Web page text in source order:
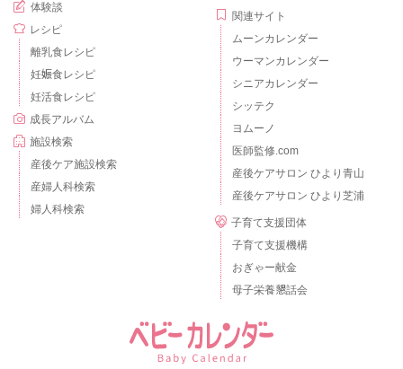
体験談
レシピ
離乳食レシピ
妊娠食レシピ
妊活食レシピ
成長アルバム
施設検索
産後ケア施設検索
産婦人科検索
婦人科検索
関連サイト
ムーンカレンダー
ウーマンカレンダー
シニアカレンダー
シッテク
ヨムーノ
医師監修.com
産後ケアサロン ひより青山
産後ケアサロン ひより芝浦
子育て支援団体
子育て支援機構
おぎゃー献金
母子栄養懇話会